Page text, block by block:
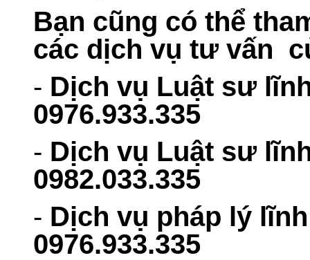
Bạn cũng có thể
các dịch vụ tư vấn
- Dịch vụ Luật sư
0976.933.335
- Dịch vụ Luật sư
0982.033.335
- Dịch vụ pháp lý
0976.933.335